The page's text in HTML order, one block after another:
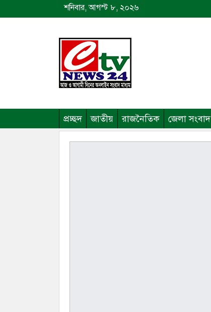
শনিবার, আগস্ট ৮, ২০২৬
প্রচ্ছদ জাতীয় রাজনৈতিক জেলা সংবাদ